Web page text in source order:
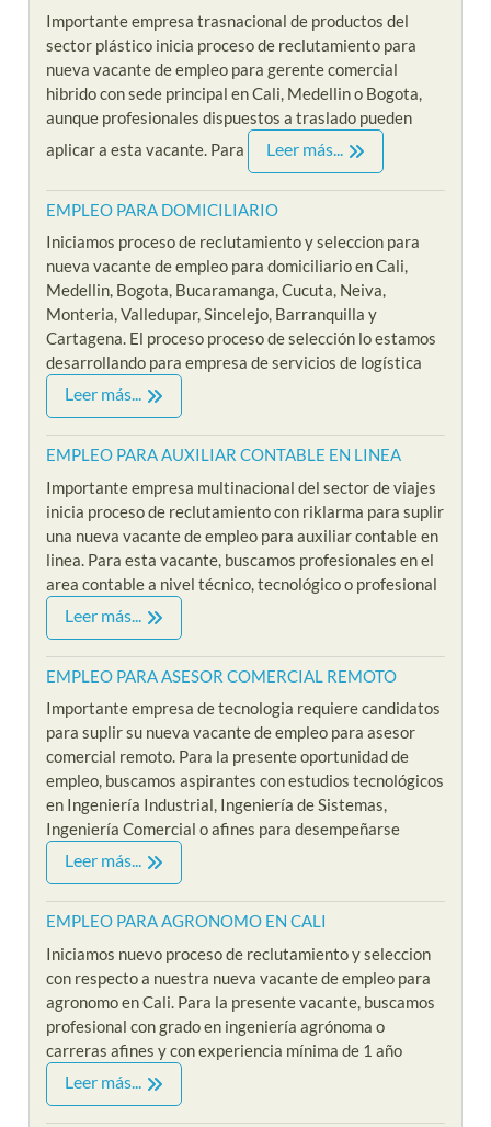
Importante empresa trasnacional de productos del
sector plástico inicia proceso de reclutamiento para
nueva vacante de empleo para gerente comercial
hibrido con sede principal en Cali, Medellin o Bogota,
aunque profesionales dispuestos a traslado pueden
aplicar a esta vacante. Para
Leer más...
EMPLEO PARA DOMICILIARIO
Iniciamos proceso de reclutamiento y seleccion para
nueva vacante de empleo para domiciliario en Cali,
Medellin, Bogota, Bucaramanga, Cucuta, Neiva,
Monteria, Valledupar, Sincelejo, Barranquilla y
Cartagena. El proceso proceso de selección lo estamos
desarrollando para empresa de servicios de logística
Leer más...
EMPLEO PARA AUXILIAR CONTABLE EN LINEA
Importante empresa multinacional del sector de viajes
inicia proceso de reclutamiento con riklarma para suplir
una nueva vacante de empleo para auxiliar contable en
linea. Para esta vacante, buscamos profesionales en el
area contable a nivel técnico, tecnológico o profesional
Leer más...
EMPLEO PARA ASESOR COMERCIAL REMOTO
Importante empresa de tecnologia requiere candidatos
para suplir su nueva vacante de empleo para asesor
comercial remoto. Para la presente oportunidad de
empleo, buscamos aspirantes con estudios tecnológicos
en Ingeniería Industrial, Ingeniería de Sistemas,
Ingeniería Comercial o afines para desempeñarse
Leer más...
EMPLEO PARA AGRONOMO EN CALI
Iniciamos nuevo proceso de reclutamiento y seleccion
con respecto a nuestra nueva vacante de empleo para
agronomo en Cali. Para la presente vacante, buscamos
profesional con grado en ingeniería agrónoma o
carreras afines y con experiencia mínima de 1 año
Leer más...